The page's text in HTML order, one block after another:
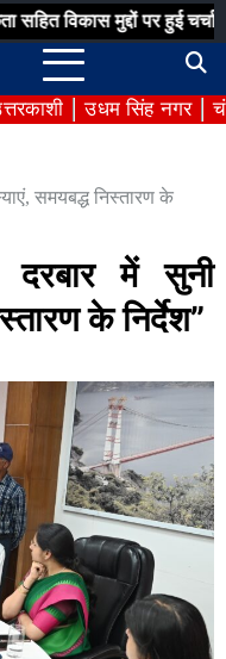
पर हुई चर्चा बिना
उधम सिंह नगर
समयबद्ध निस्तारण के
दरबार में सुनी
के निर्देश”